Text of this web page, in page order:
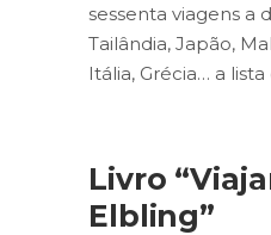
sessenta viagens a
Tailândia, Japão,
Itália, Grécia… a
Livro
Elbling”